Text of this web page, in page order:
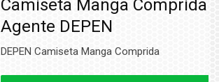
Camiseta Manga Comprida
Agente DEPEN
DEPEN Camiseta Manga Comprida